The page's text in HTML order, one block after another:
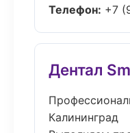
Телефон: +7
Дентал
Калининград